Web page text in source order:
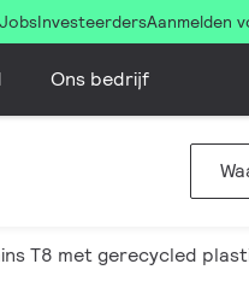
JobsInvesteerdersAanmelden
Ons bedrijf
T8 met gerecycled